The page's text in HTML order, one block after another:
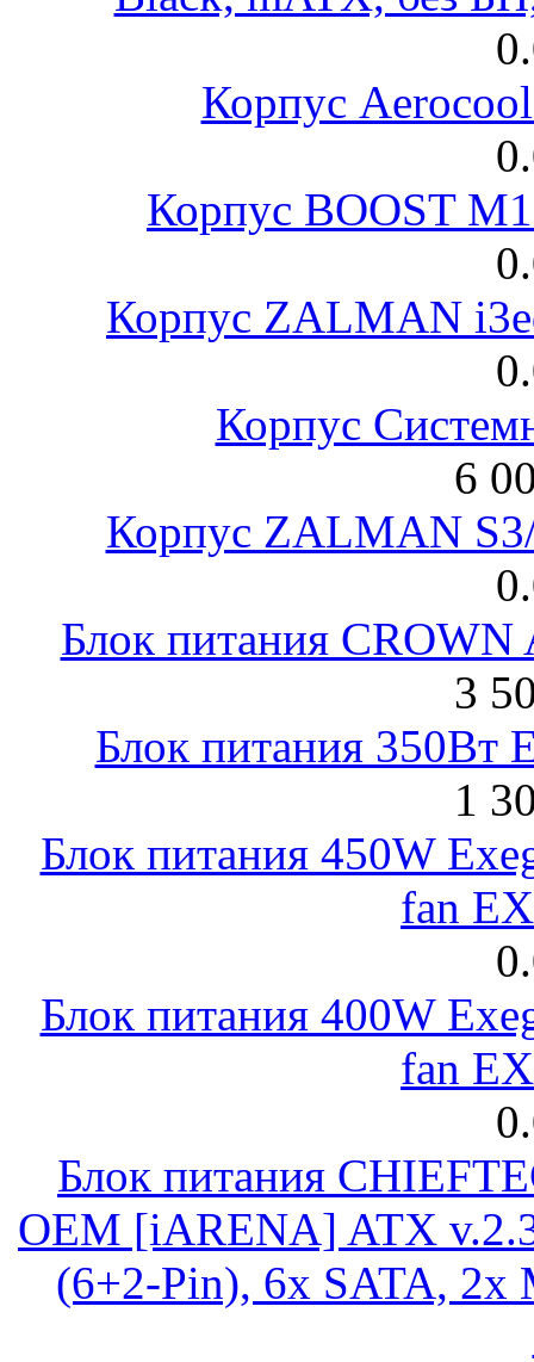
Корпус
Корпус BOOST
Корпус ZALMAN
Корпус
6
Корпус ZALMAN
Блок питания
3
Блок питания 350Вт
1
Блок питания 450W
fan
Блок питания 400W
fan
Блок питания
OEM [iARENA] ATX
(6+2-Pin), 6x SATA, 2x